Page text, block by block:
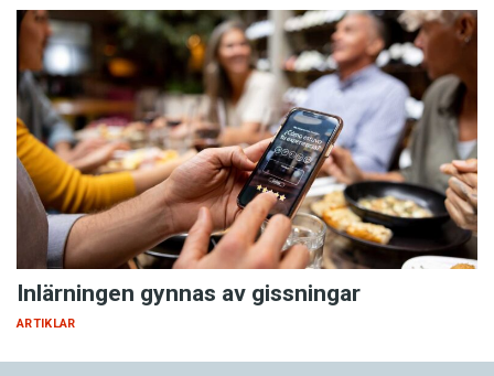
Inlärningen gynnas av gissningar
ARTIKLAR